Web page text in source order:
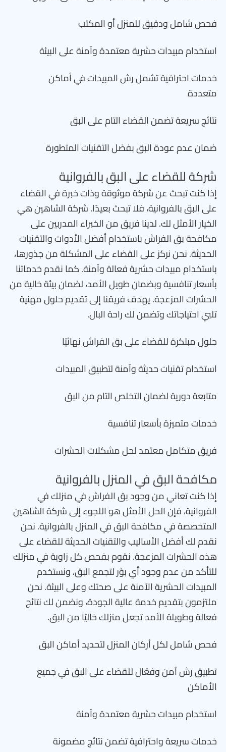
فحص شامل ودقيق للمنزل أو المكتب
استخدام مبيدات حشرية معتمدة وآمنة على البيئة
خدمات احترافية تشمل رش المبيدات في أماكن
متعددة
نتائج سريعة تضمن القضاء التام على البق
ضمان عدم عودة البق بفضل التقنيات المتطورة
شركة للقضاء على البق بالفروانية
إذا كنت تبحث عن شركة موثوقة وذات خبرة في القضاء
على البق بالفروانية، فلا تبحث بعيدًا. شركة الشاهين هي
الخيار الأمثل لك. لدينا فريق من الخبراء المدربين على
مكافحة بق الفراش باستخدام أفضل الأدوات والتقنيات
الحديثة. نحن نركز على القضاء على المشكلة من جذورها،
باستخدام مبيدات حشرية فعالة وآمنة. كما نقدم خدماتنا
بأسعار تنافسية وبضمان طويل الأمد، لضمان بيئة خالية من
الحشرات المزعجة. يهدف فريقنا إلى تقديم حلول مهنية
تلبي احتياجاتك وتضمن لك راحة البال.
حلول مبتكرة للقضاء على بق الفراش نهائيًا
استخدام تقنيات حديثة وآمنة لتطبيق المبيدات
متابعة دورية لضمان التخلص التام من البق
خدمات متميزة بأسعار تنافسية
فريق متكامل معتمد لحل مشكلات الحشرات
مكافحة البق في المنزل بالفروانية
إذا كنت تعاني من وجود بق الفراش في منزلك في
الفروانية، فإن الحل الأمثل هو اللجوء إلى شركة الشاهين
المتخصصة في مكافحة البق في المنزل بالفروانية. نحن
نقدم لك أفضل الأساليب والتقنيات الحديثة للقضاء على
هذه الحشرات المزعجة. نقوم بفحص كل زاوية في منزلك
للتأكد من عدم وجود أي بؤر لتجمع البق، ونستخدم
المبيدات الحشرية الآمنة على صحتك وعلى البيئة. نحن
ملتزمون بتقديم خدمة عالية الجودة، ونضمن لك نتائج
فعالة وطويلة الأمد تجعل منزلك خاليًا من البق.
فحص شامل لكل أركان المنزل لتحديد أماكن البق
تطبيق رش آمن وفعّال للقضاء على البق في جميع
الأماكن
استخدام مبيدات حشرية معتمدة وآمنة
خدمات سريعة واحترافية تضمن نتائج مضمونة